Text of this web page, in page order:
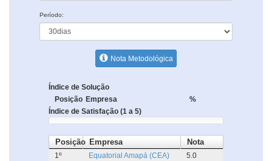
Período:
Nota Metodológica
Índice de Solução
Posição Empresa
%
Índice de Satisfação (1 a 5)
Posição Empresa Nota
1º Equatorial Amapá (CEA)
5.0